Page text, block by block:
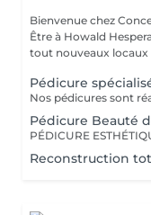
Bienvenue chez Concept Beauté
Être à Howald
tout nouveaux locaux
Pédicure
Pédicure Beauté
Reconstruction